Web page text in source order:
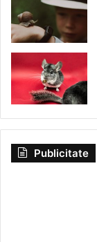
Publicitate